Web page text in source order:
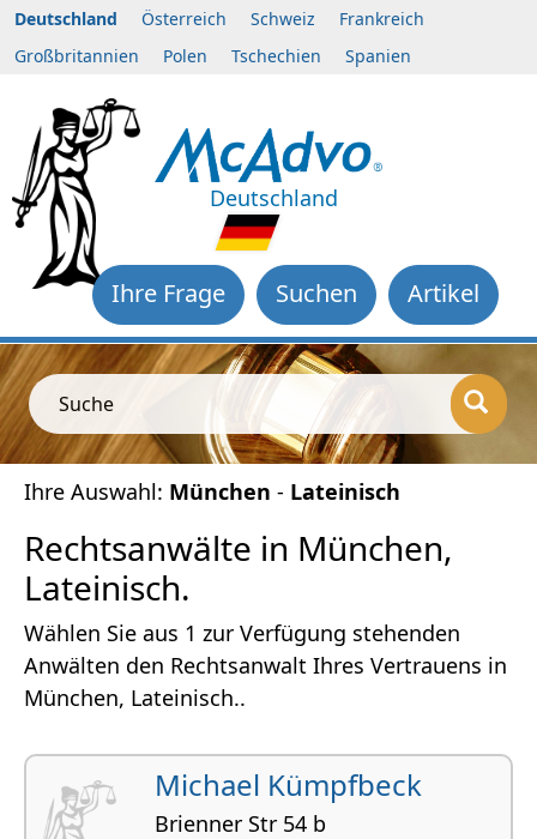
Deutschland Österreich Schweiz
Frankreich
Großbritannien
Polen Tschechien Spanien
Deutschland
Artikel
Suchen
Ihre Frage
Suche
Ihre Auswahl: München - Lateinisch
Rechtsanwälte in München,
Lateinisch.
Wählen Sie aus 1 zur Verfügung stehenden
Anwälten den Rechtsanwalt Ihres Vertrauens in
München, Lateinisch..
Michael Kümpfbeck
Brienner Str 54 b